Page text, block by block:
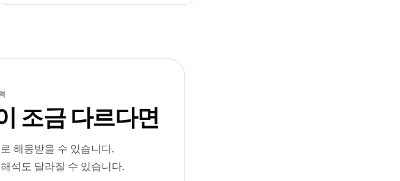
조금 다르다면
해몽받을 수 있습니다.
석도 달라질 수 있습니다.